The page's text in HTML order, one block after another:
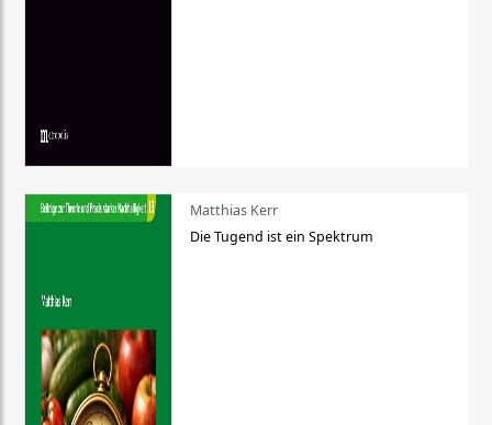
Matthias Kerr
Die Tugend ist ein Spektrum